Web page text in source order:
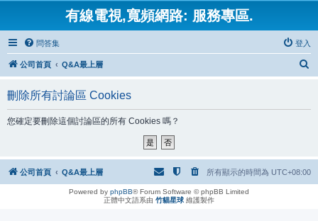
有線電視,寬頻網路: 服務專區.
問答集 登入
公司首頁 Q&A最上層
刪除所有討論區 Cookies
您確定要刪除這個討論區的所有 Cookies 嗎？
公司首頁 Q&A最上層 所有顯示的時間為 UTC+08:00
Powered by phpBB® Forum Software © phpBB Limited
正體中文語系由 竹貓星球 維護製作